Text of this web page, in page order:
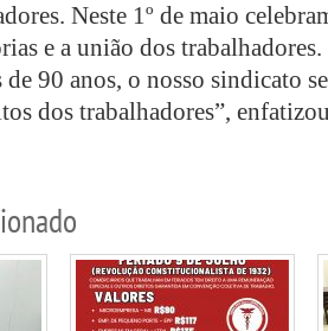
Neste 1º de maio
e a união dos
90 anos, o nosso sindicato
dos trabalhadores”,